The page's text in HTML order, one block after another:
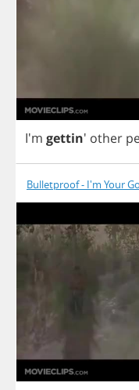
I'm gettin' other
Bulletproof - I'm Your